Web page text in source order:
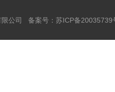
公司 备案号： 苏ICP备20035739